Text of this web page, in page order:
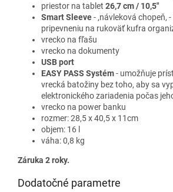
priestor na tablet 26,7 cm / 10,5"
Smart Sleeve- ,návleková chopeň,
pripevneniu na rukoväť kufra
vrecko na fľašu
vrecko na dokumenty
USB port
EASY PASS Systém- umožňuje
vrecká batožiny bez toho, aby sa
elektronického zariadenia počas
vrecko na power banku
rozmer: 28,5 x 40,5 x 11cm
objem: 16 l
váha: 0,8 kg
Záruka 2 roky.
Dodatočné parametre